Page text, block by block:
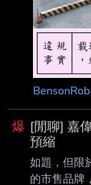
爆 [閒聊] 嘉
預縮
如題，但限
的市售品牌